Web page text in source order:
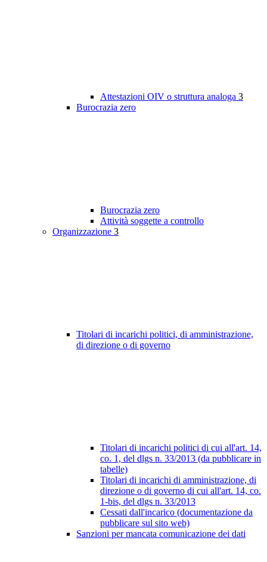
Attestazioni OIV o struttura analoga 3
Burocrazia zero
Burocrazia zero
Attività soggette a controllo
Organizzazione 3
Titolari di incarichi politici, di amministrazione,
di direzione o di governo
Titolari di incarichi politici di cui all'art. 14,
co. 1, del dlgs n. 33/2013 (da pubblicare in
tabelle)
Titolari di incarichi di amministrazione, di
direzione o di governo di cui all'art. 14, co.
1-bis, del dlgs n. 33/2013
Cessati dall'incarico (documentazione da
pubblicare sul sito web)
Sanzioni per mancata comunicazione dei dati